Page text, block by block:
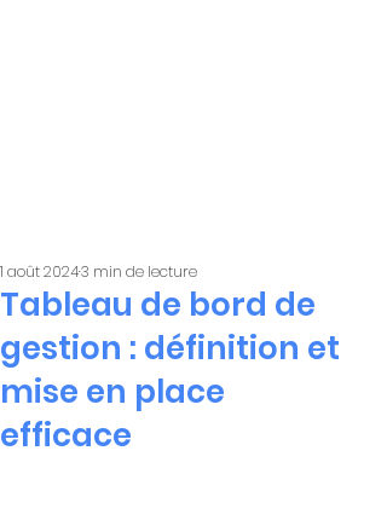
Tableau de bord de
gestion : définition et
mise en place
efficace
1 août 20243 min de lecture